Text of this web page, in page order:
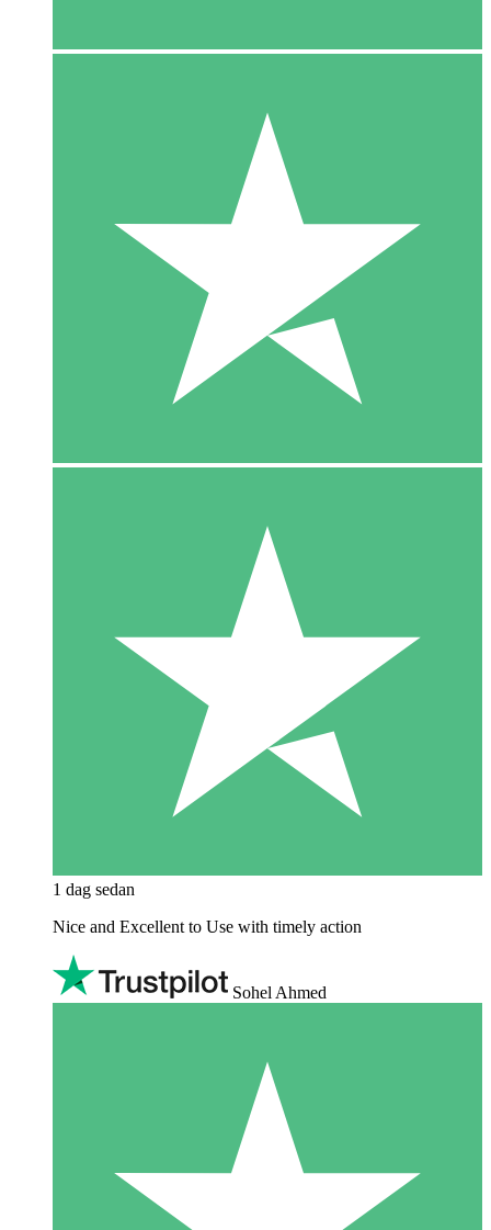
1 dag sedan
Nice and Excellent to Use with timely action
Sohel Ahmed